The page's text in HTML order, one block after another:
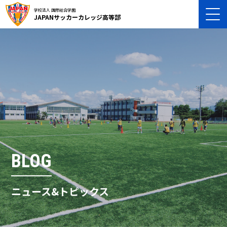
学校法人 国際総合学園
JAPANサッカーカレッジ高等部
BLOG
ニュース&トピックス